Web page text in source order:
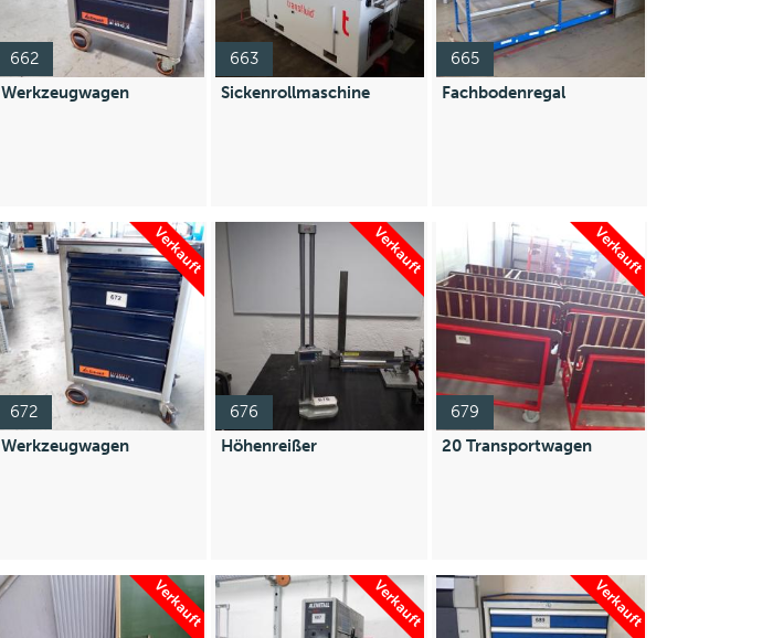
662
Werkzeugwagen
663
Sickenrollmaschine
665
Fachbodenregal
Verkauft
672
Werkzeugwagen
Verkauft
676
Höhenreißer
Verkauft
679
20 Transportwagen
Verkauft Verkauft Verkauft